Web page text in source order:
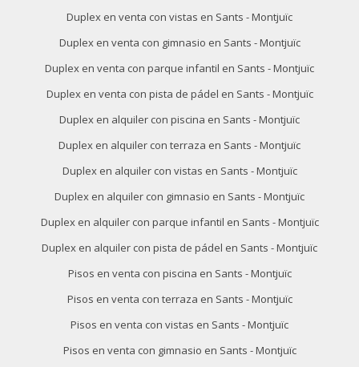
Duplex en venta con vistas en Sants - Montjuïc
Duplex en venta con gimnasio en Sants - Montjuïc
Duplex en venta con parque infantil en Sants - Montjuïc
Duplex en venta con pista de pádel en Sants - Montjuïc
Duplex en alquiler con piscina en Sants - Montjuïc
Duplex en alquiler con terraza en Sants - Montjuïc
Duplex en alquiler con vistas en Sants - Montjuïc
Duplex en alquiler con gimnasio en Sants - Montjuïc
Duplex en alquiler con parque infantil en Sants - Montjuïc
Duplex en alquiler con pista de pádel en Sants - Montjuïc
Pisos en venta con piscina en Sants - Montjuïc
Pisos en venta con terraza en Sants - Montjuïc
Pisos en venta con vistas en Sants - Montjuïc
Pisos en venta con gimnasio en Sants - Montjuïc